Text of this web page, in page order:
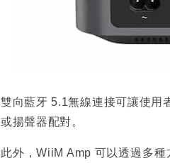
雙向藍牙 5.1無線連接可讓使用
或揚聲器配對。
此外，WiiM Amp 可以透過多